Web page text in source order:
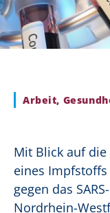
Arbeit,
Mit Blick auf
eines
gegen das
Nordrhein-